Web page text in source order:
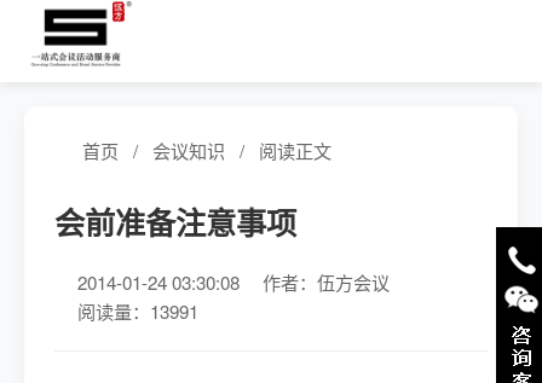
首页 / 会议知识 / 阅读正文
会前准备注意事项
2014-01-24 03:30:08
作者：伍方会议
阅读量：13991